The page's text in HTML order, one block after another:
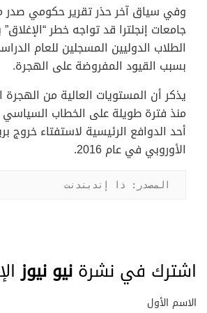
وفي سياق آخر حذر تقرير حكومي
جامعات إنجلترا قد تواجه خطر
الطلاب الدوليين المسجلين للعام
بسبب القيود المفروضة على الهجرة.
يذكر أن المستويات العالية من الهجرة
منذ فترة طويلة على الخطاب السياسي
أحد الدوافع الرئيسية لاستفتاء خروج
الأوروبي في عام 2016.
المصدر: ذا إندبندنت
اشترك في نشرةنيو نيوز
الاسم الأول